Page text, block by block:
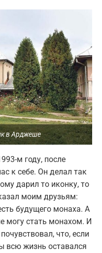
в Арджеше
м году, после
к себе. Он делал так
дарил то иконку, то
моим друзьям:
будущего монаха. А
могу стать монахом. И
что, если
всю жизнь оставался